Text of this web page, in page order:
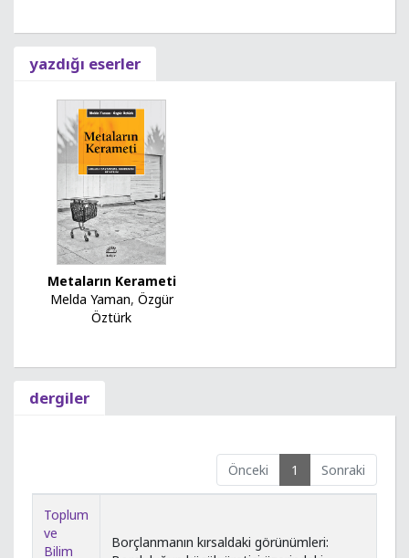
yazdığı eserler
Metaların Kerameti
Melda Yaman, Özgür
Öztürk
dergiler
Önceki 1 Sonraki
Toplum
ve
Bilim
Borçlanmanın kırsaldaki görünümleri: